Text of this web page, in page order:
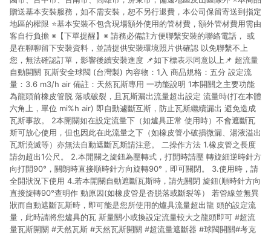
無法進行 LINE POINTS 回饋。 (5) LINE 購物為購物資訊整合性
平台，商品資料更新會有時間差，如顯示之商品規格、顏色、價
位、贈品與台灣樂天市場銷售網頁不符，以銷售網頁標示為準。
(6) 導購訂單已逾 365 天，根據台灣樂天回饋規定，逾期訂單將
不符合回饋資格。 (7) 若上述或其他原因，致使消費者無接收到
點數回饋或點數回饋有爭議，台灣樂天市場保有更改條款與法律
追訴之權利，活動詳情以樂天市場網站公告為準。
贈送基本安裝服務，如不需安裝，恕不另行退費，本公司保留寄送到指定
地區的權限 ⭐️基本安裝不包含現場額外使用的管材費，額外管材費用需由
客自行負擔 ※【下單提醒】※ 請務必備註方便聯繫安裝的聯絡電話， 或
是在聊聊留下安裝資料，並請提供安裝環境照片供確認 以免聯繫不上
您，無法確認訂單，影響後續安裝進度 📌如下標表示同意以上📌 超流量
自動開關 瓦斯安全球閥 (台灣製) 內容物：1入 商品規格：五分 設定流
量：3.6 m3/h air 備註：天然瓦斯專用 一功能說明 1本開關之主要功能
為龍頭前橡皮管脱 落或破裂，且瓦斯漏出流量超出設定 流量時(打在本體
六角上，單位 mi%h air) 即自動遽斷互斯，防止瓦斯繼續漏出 避免造成
瓦斯事故。 2本開關如在設定流量下（如爐具正常 使用時）不會遮斷瓦
斯可放心使用，但也因此在此流量之下（如橡皮管小破損微漏、湯液溢出
瓦斯澆滅等）亦無法自動遮斷瓦斯請注意。 二操作方法 1.橡皮管之長度
請勿超出1公尺。 2.本開關之旋鈕為壓轉式，打開時請壓 轉旋細逆時針方
向打開90°，關朗時直接順時針方向旋轉90°，即可關閉。 3.使用時，請
全開狀況下使用 4.若本開關自動遮斷瓦斯時，請先關閉 旋鈕(順時針方向
直接旋轉90°查明作 動原因(如橡皮管是否脱落或斷裂等） 若管線並無異
狀而自動遮斷瓦斯時，即可能是您所使用的爐具流量超出龍 頭的設定流
量，此時請將您爐具的瓦 斯量關小或換設定流量較大之龍頭即可 #超流
量瓦斯開關 #天然瓦斯 #天然瓦斯開關 #超流量遮斷器 #球閥開關#考克